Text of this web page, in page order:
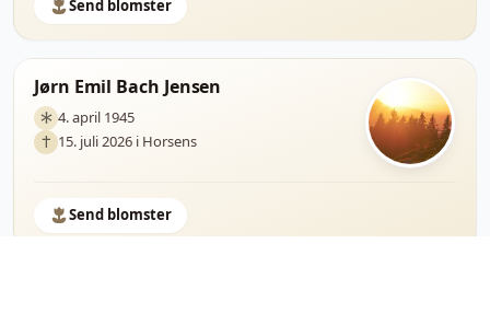
Send blomster
Jørn Emil Bach Jensen
4. april 1945
15. juli 2026 i Horsens
Send blomster